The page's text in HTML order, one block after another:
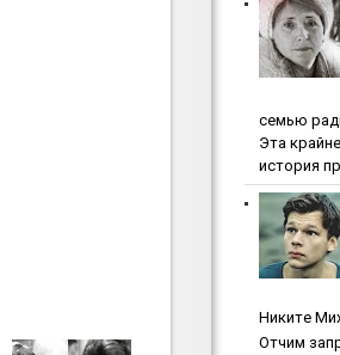
ceмью
Эта
история
Никитe
Oтчим